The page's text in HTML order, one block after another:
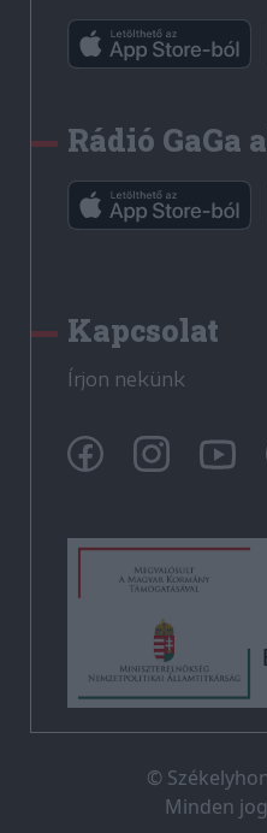
Rádió GaGa
Kapcsolat
Írjon nekünk
©
Minden